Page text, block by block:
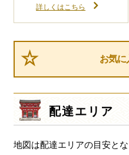
詳しくはこちら
お気に
配達エリア
地図は配達エリアの目安と